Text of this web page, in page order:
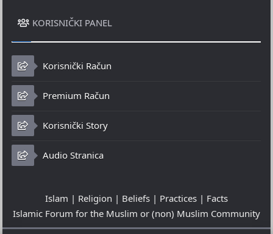
KORISNIČKI PANEL
Korisnički Račun
Premium Račun
Korisnički Story
Audio Stranica
Islam | Religion | Beliefs | Practices | Facts
Islamic Forum for the Muslim or (non) Muslim Community